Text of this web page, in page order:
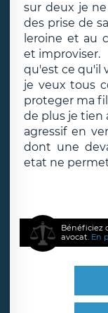
sur deux je
des prise de
leroine et au
et improviser.
qu'est ce qu'il
je veux tous
proteger ma
de plus je tien
agressif en
dont une
etat ne
Bénéficiez
avocat. En